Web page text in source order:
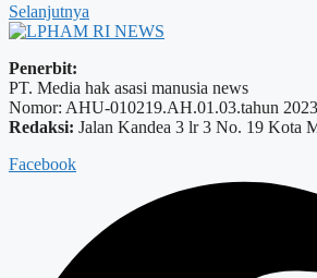
Selanjutnya
Penerbit:
PT. Media hak asasi manusia news
Nomor: AHU-010219.AH.01.03.tahun 2023
Redaksi: Jalan Kandea 3 lr 3 No. 19 Kota
Facebook